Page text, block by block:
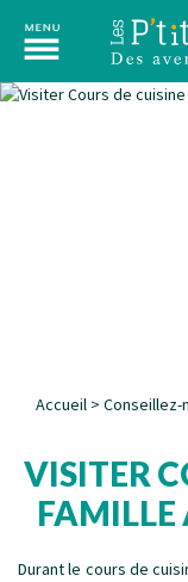
Accueil > Conseillez-
VISITER
FAMILLE
Durant le cours de